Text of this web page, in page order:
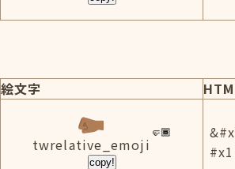
絵文字
twrelative_emoji
copy!